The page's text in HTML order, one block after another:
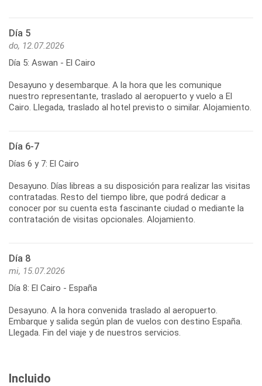
Día 5
do, 12.07.2026
Día 5: Aswan - El Cairo
Desayuno y desembarque. A la hora que les comunique
nuestro representante, traslado al aeropuerto y vuelo a El
Cairo. Llegada, traslado al hotel previsto o similar. Alojamiento.
Día 6-7
Días 6 y 7: El Cairo
Desayuno. Días libreas a su disposición para realizar las visitas
contratadas. Resto del tiempo libre, que podrá dedicar a
conocer por su cuenta esta fascinante ciudad o mediante la
contratación de visitas opcionales. Alojamiento.
Día 8
mi, 15.07.2026
Día 8: El Cairo - España
Desayuno. A la hora convenida traslado al aeropuerto.
Embarque y salida según plan de vuelos con destino España.
Llegada. Fin del viaje y de nuestros servicios.
Incluido